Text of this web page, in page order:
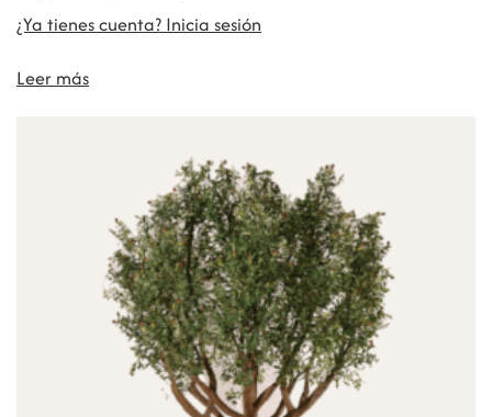
¿Ya tienes cuenta? Inicia sesión
Leer más